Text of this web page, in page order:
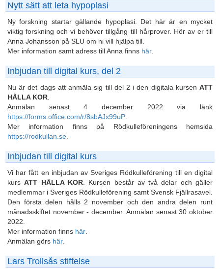
Nytt sätt att leta hypoplasi
Ny forskning startar gällande hypoplasi. Det här är en mycket
viktig forskning och vi behöver tillgång till hårprover. Hör av er till
Anna Johansson på SLU om ni vill hjälpa till.
Mer information samt adress till Anna finns här
Inbjudan till digital kurs, del 2
Nu är det dags att anmäla sig till del 2 i den digitala kursen ATT
HÅLLA KOR
Anmälan senast 4 december 2022 via länk
https://forms.office.com/r/8sbAJx99uP
Mer information finns på Rödkulleföreningens hemsida
https://rodkullan.se
Inbjudan till digital kurs
Vi har fått en inbjudan av Sveriges Rödkulleförening till en digital
kursATT HÅLLA KOR. Kursen består av två delar och gäller
medlemmar i Sveriges Rödkulleförening samt Svensk Fjällrasavel.
Den första delen hålls 2 november och den andra delen runt
månadsskiftet november - december. Anmälan senast 30 oktober
2022.
Mer information finns här
Anmälan görs här
Lars Trollsås stiftelse